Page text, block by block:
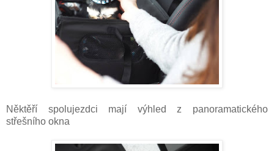
Něktěří spolujezdci mají výhled z panoramatického
střešního okna